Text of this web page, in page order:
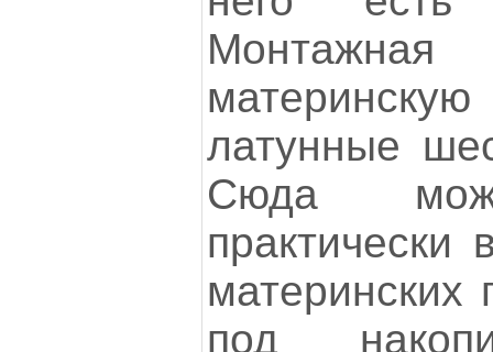
латунные
Сюда
материнских
под